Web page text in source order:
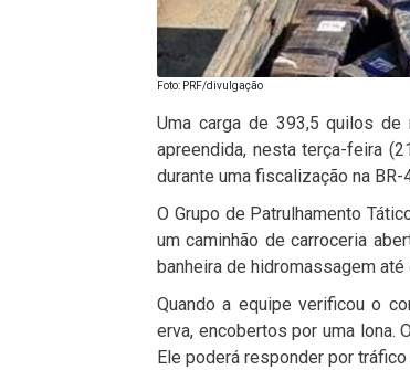
Foto: PRF/divulgação
Uma carga de 393,5 quilos de
apreendida, nesta terça-feira
durante uma fiscalização na
O Grupo de Patrulhamento
um caminhão de carroceria
banheira de hidromassagem até
Quando a equipe verificou o
erva, encobertos por uma lona.
Ele poderá responder por